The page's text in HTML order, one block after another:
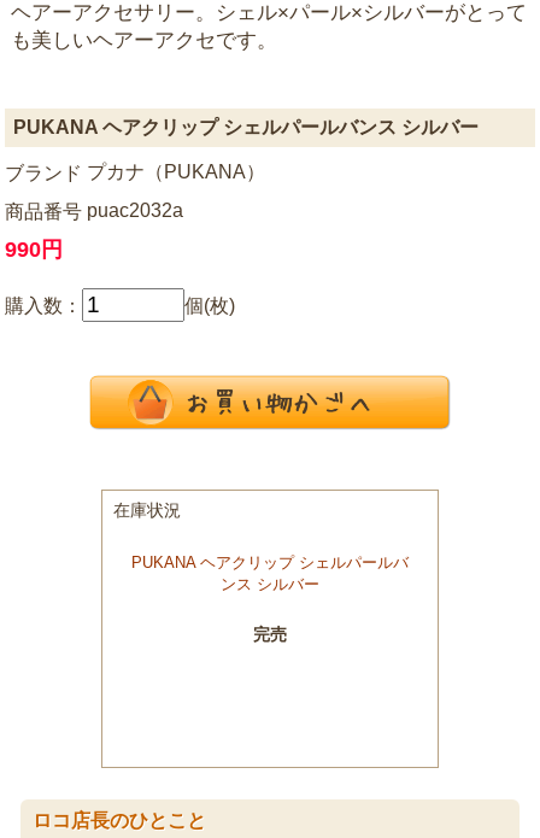
ヘアーアクセサリー。シェル×パール×シルバーがとって
も美しいヘアーアクセです。
PUKANA ヘアクリップ シェルパールバンス シルバー
ブランド プカナ（PUKANA）
商品番号 puac2032a
990円
購入数： 個(枚)
ロコ店長のひとこと